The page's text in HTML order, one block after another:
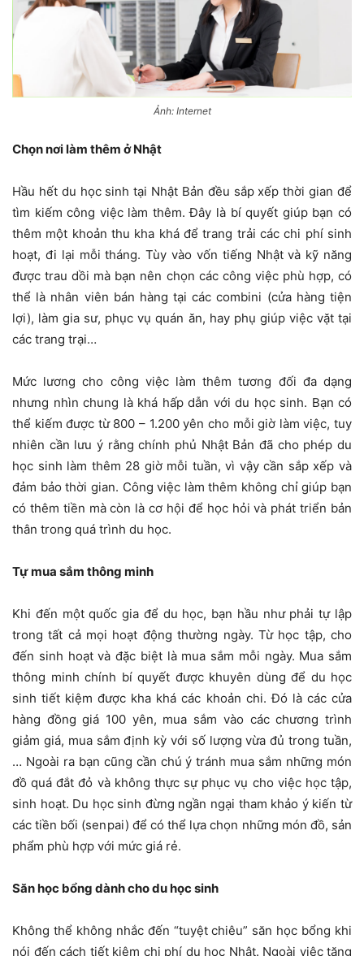
Ảnh: Internet
Chọn nơi làm thêm ở Nhật
Hầu hết du học sinh tại Nhật Bản đều sắp xếp thời gian để
tìm kiếm công việc làm thêm. Đây là bí quyết giúp bạn có
thêm một khoản thu kha khá để trang trải các chi phí sinh
hoạt, đi lại mỗi tháng. Tùy vào vốn tiếng Nhật và kỹ năng
được trau dồi mà bạn nên chọn các công việc phù hợp, có
thể là nhân viên bán hàng tại các combini (cửa hàng tiện
lợi), làm gia sư, phục vụ quán ăn, hay phụ giúp việc vặt tại
các trang trại…
Mức lương cho công việc làm thêm tương đối đa dạng
nhưng nhìn chung là khá hấp dẫn với du học sinh. Bạn có
thể kiếm được từ 800 – 1.200 yên cho mỗi giờ làm việc, tuy
nhiên cần lưu ý rằng chính phủ Nhật Bản đã cho phép du
học sinh làm thêm 28 giờ mỗi tuần, vì vậy cần sắp xếp và
đảm bảo thời gian. Công việc làm thêm không chỉ giúp bạn
có thêm tiền mà còn là cơ hội để học hỏi và phát triển bản
thân trong quá trình du học.
Tự mua sắm thông minh
Khi đến một quốc gia để du học, bạn hầu như phải tự lập
trong tất cả mọi hoạt động thường ngày. Từ học tập, cho
đến sinh hoạt và đặc biệt là mua sắm mỗi ngày. Mua sắm
thông minh chính bí quyết được khuyên dùng để du học
sinh tiết kiệm được kha khá các khoản chi. Đó là các cửa
hàng đồng giá 100 yên, mua sắm vào các chương trình
giảm giá, mua sắm định kỳ với số lượng vừa đủ trong tuần,
… Ngoài ra bạn cũng cần chú ý tránh mua sắm những món
đồ quá đắt đỏ và không thực sự phục vụ cho việc học tập,
sinh hoạt. Du học sinh đừng ngần ngại tham khảo ý kiến từ
các tiền bối (senpai) để có thể lựa chọn những món đồ, sản
phẩm phù hợp với mức giá rẻ.
Săn học bổng dành cho du học sinh
Không thể không nhắc đến “tuyệt chiêu” săn học bổng khi
nói đến cách tiết kiệm chi phí du học Nhật. Ngoài việc tăng